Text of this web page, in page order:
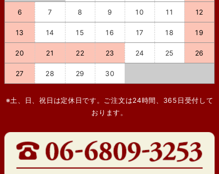
6 7 8 9 10 11 12
13 14 15 16 17 18 19
20 21 22 23 24 25 26
27 28 29 30
※土、日、祝日は定休日です。ご注文は24時間、365日受付して
おります。